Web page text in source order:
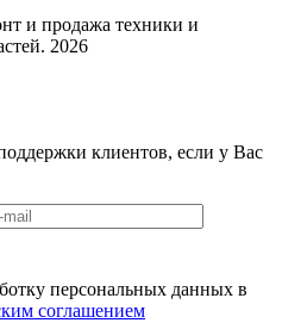
и продажа техники и
2026
клиентов, если у Вас
персональных данных в
соглашением